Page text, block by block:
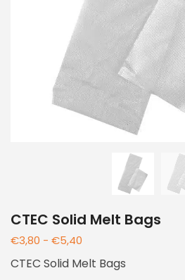
CTEC Solid Melt Bags
€3,80 - €5,40
CTEC Solid Melt Bags